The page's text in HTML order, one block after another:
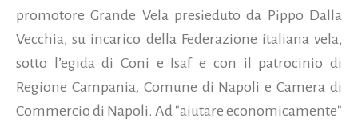
promotore Grande Vela presieduto da Pippo Dalla
Vecchia, su incarico della Federazione italiana vela,
sotto l’egida di Coni e Isaf e con il patrocinio di
Regione Campania, Comune di Napoli e Camera di
Commercio di Napoli. Ad "aiutare economicamente"